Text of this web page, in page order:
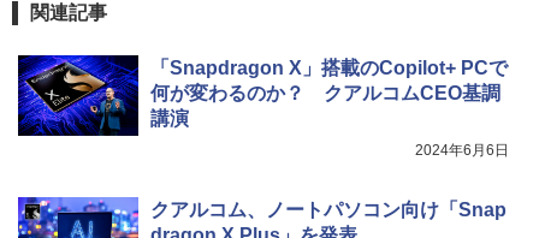
関連記事
「Snapdragon X」搭載のCopilot+ PCで
何が変わるのか？ クアルコムCEO基調
講演
2024年6月6日
クアルコム、ノートパソコン向け「Snap